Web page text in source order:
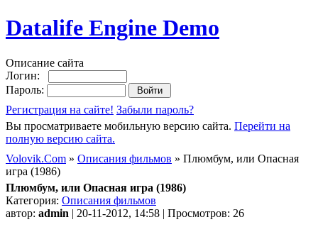
Datalife Engine Demo
Описание сайта
Логин:
Пароль:
Регистрация на сайте! Забыли пароль?
Вы просматриваете мобильную версию сайта. Перейти на
полную версию сайта.
Volovik.Com » Описания фильмов » Плюмбум, или Опасная
игра (1986)
Плюмбум, или Опасная игра (1986)
Категория: Описания фильмов
автор: admin | 20-11-2012, 14:58 | Просмотров: 26